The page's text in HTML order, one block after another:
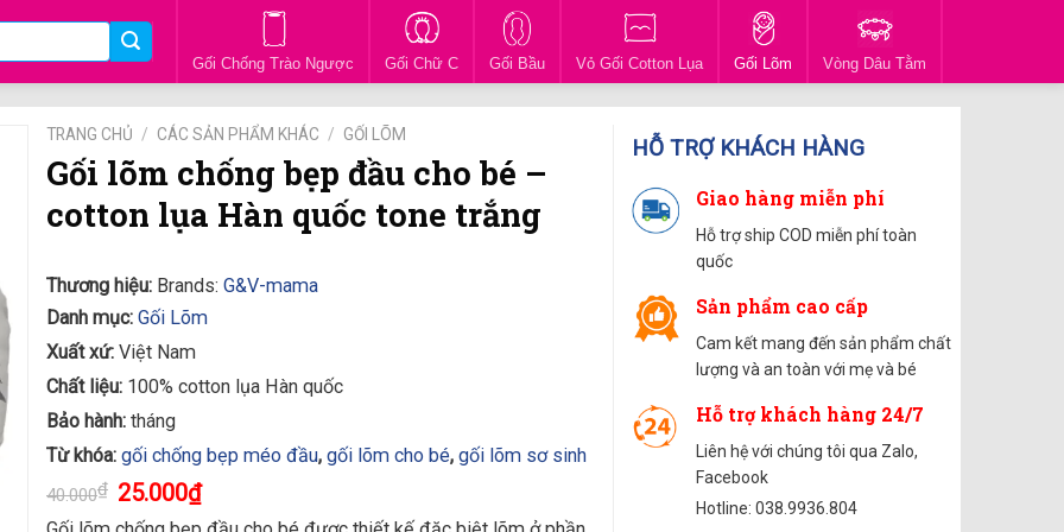
Gối Chống Trào Ngược Gối Chữ C Gối Bầu Vỏ Gối Cotton Lụa Gối Lõm Vòng Dâu Tằm
TRANG CHỦ / CÁC SẢN PHẨM KHÁC / GỐI LÕM
Gối lõm chống bẹp đầu cho bé –
cotton lụa Hàn quốc tone trắng
Thương hiệu: Brands: G&V-mama
Danh mục: Gối Lõm
Xuất xứ:Việt Nam
Chất liệu: 100% cotton lụa Hàn quốc
Bảo hành: tháng
Từ khóa: gối chống bẹp méo đầu, gối lõm cho bé, gối lõm sơ sinh
40.000₫ 25.000₫
HỖ TRỢ KHÁCH HÀNG
Giao hàng miễn phí
Hỗ trợ ship COD miễn phí toàn
quốc
Sản phẩm cao cấp
Cam kết mang đến sản phẩm chất
lượng và an toàn với mẹ và bé
Hỗ trợ khách hàng 24/7
Liên hệ với chúng tôi qua Zalo,
Facebook
Hotline: 038.9936.804